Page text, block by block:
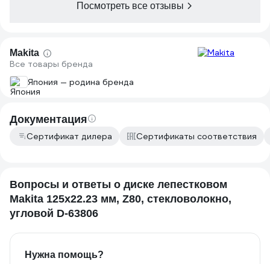
Посмотреть все отзывы
Makita
Все товары бренда
Япония — родина бренда
Документация
Сертификат дилера Сертификаты соответствия
Вопросы и ответы о диске лепестковом
Makita 125x22.23 мм, Z80, стекловолокно,
угловой D-63806
Нужна помощь?